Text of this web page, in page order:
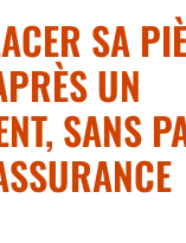
SA
UN
SANS